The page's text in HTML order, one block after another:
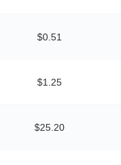
$0.51
$1.25
$25.20